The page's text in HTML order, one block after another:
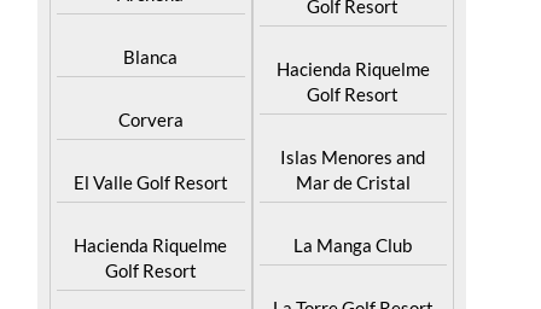
Blanca
Corvera
El Valle Golf Resort
Hacienda Riquelme
Lorqui
Hacienda Riquelme
Islas Menores and
La Manga Club
La Torre Golf Resort